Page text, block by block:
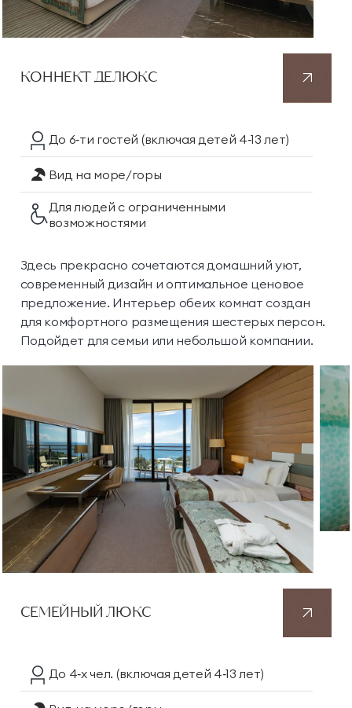
КОННЕКТ ДЕЛЮКС
До 6‑ти гостей (включая детей 4‑13 лет)
Вид на море/горы
Для людей с ограниченными
возможностями
Здесь прекрасно сочетаются домашний уют,
современный дизайн и оптимальное ценовое
предложение. Интерьер обеих комнат создан
для комфортного размещения шестерых персон.
Подойдет для семьи или небольшой компании.
СЕМЕЙНЫЙ ЛЮКС
До 4‑х чел. (включая детей 4‑13 лет)